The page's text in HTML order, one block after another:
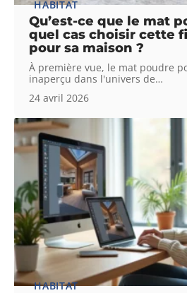
HABITAT
Qu’est-ce que le mat
quel cas choisir cette
pour sa maison ?
À première vue, le mat poudre
inaperçu dans l'univers de…
24 avril 2026
HABITAT